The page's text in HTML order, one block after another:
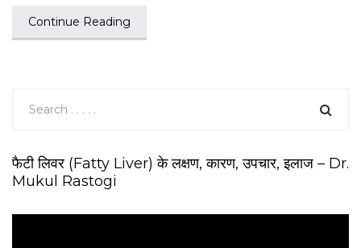
Continue Reading
फैटी लिवर (Fatty Liver) के लक्षण, कारण, उपचार, इलाज – Dr.
Mukul Rastogi